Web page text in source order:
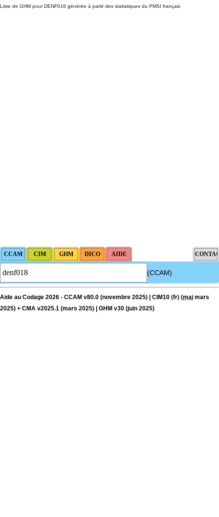
Liste de GHM pour DENF018 générée à partir des statistiques du PMSI français
(CCAM)
Aide au Codage 2026 - CCAM v80.0 (novembre 2025) | CIM10 (fr) (maj mars
2025) + CMA v2025.1 (mars 2025) | GHM v30 (juin 2025)